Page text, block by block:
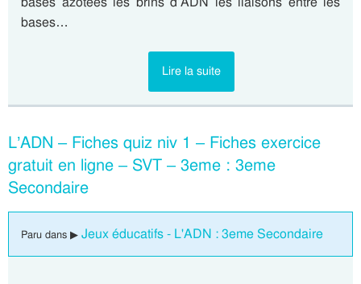
bases…
Lire la suite
L’ADN – Fiches quiz niv 1 – Fiches exercice
gratuit en ligne – SVT – 3eme : 3eme
Secondaire
Paru dans ▶ Jeux éducatifs - L'ADN : 3eme Secondaire